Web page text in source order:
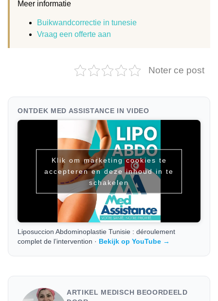
Meer informatie
Buikwandcorrectie in tunesie
Vraag een offerte aan
Noter ce post
ONTDEK MED ASSISTANCE IN VIDEO
Klik om marketing cookies te
accepteren en deze inhoud in te
schakelen
Liposuccion Abdominoplastie Tunisie : déroulement
complet de l’intervention · Bekijk op YouTube →
ARTIKEL MEDISCH BEOORDEELD